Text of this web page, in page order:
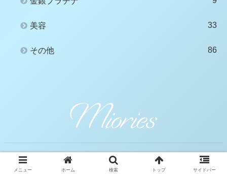
美容 33
その他 86
© 2020 Miories.
メニュー ホーム 検索 トップ サイドバー